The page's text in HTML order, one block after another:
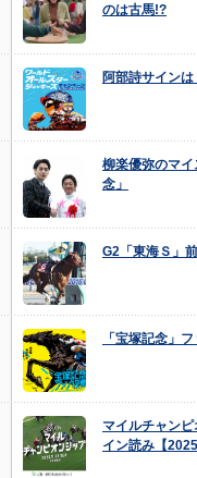
のは古馬!?
阿部詩サイン
柳楽優弥のマ
念」
G2「東海Ｓ」
「宝塚記念」
マイルチャン
イン読み【2025